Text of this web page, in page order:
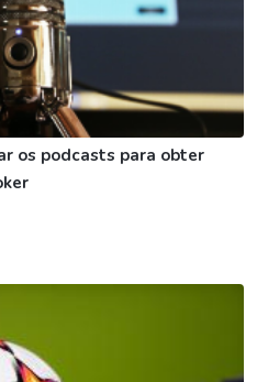
os podcasts para obter